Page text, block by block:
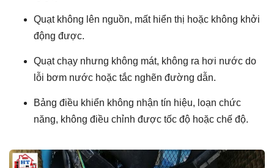
Quạt không lên nguồn, mất hiển thị hoặc không khởi
động được.
Quạt chạy nhưng không mát, không ra hơi nước do
lỗi bơm nước hoặc tắc nghẽn đường dẫn.
Bảng điều khiển không nhận tín hiệu, loạn chức
năng, không điều chỉnh được tốc độ hoặc chế độ.